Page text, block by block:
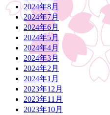
2024年8月
2024年7月
2024年6月
2024年5月
2024年4月
2024年3月
2024年2月
2024年1月
2023年12月
2023年11月
2023年10月